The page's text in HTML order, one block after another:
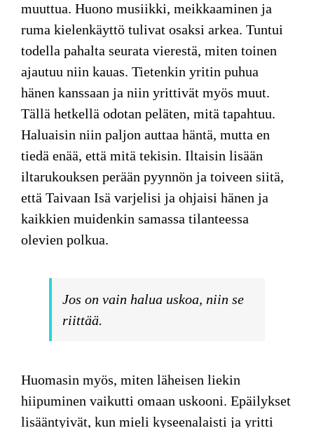
muuttua. Huono musiikki, meikkaaminen ja
ruma kielenkäyttö tulivat osaksi arkea. Tuntui
todella pahalta seurata vierestä, miten toinen
ajautuu niin kauas. Tietenkin yritin puhua
hänen kanssaan ja niin yrittivät myös muut.
Tällä hetkellä odotan peläten, mitä tapahtuu.
Haluaisin niin paljon auttaa häntä, mutta en
tiedä enää, että mitä tekisin. Iltaisin lisään
iltarukouksen perään pyynnön ja toiveen siitä,
että Taivaan Isä varjelisi ja ohjaisi hänen ja
kaikkien muidenkin samassa tilanteessa
olevien polkua.
Jos on vain halua uskoa, niin se
riittää.
Huomasin myös, miten läheisen liekin
hiipuminen vaikutti omaan uskooni. Epäilykset
lisääntyivät, kun mieli kyseenalaisti ja yritti